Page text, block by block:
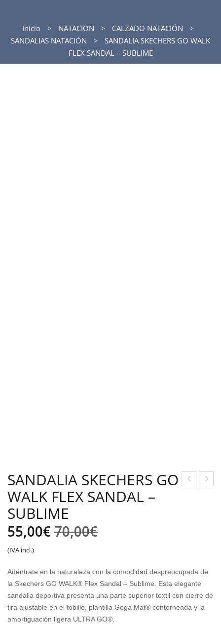
Inicio NATACION
CALZADO NATACIÓN
SANDALIAS NATACIÓN
SANDALIA SKECHERS GO WALK
FLEX SANDAL – SUBLIME
RAC
ER
100
MA
SANDALIA SKECHERS GO
WALK FLEX SANDAL –
SUBLIME
70,00€El
original
era:
70,00€.
55,00€
El
actual
es:
55,00€.
(IVA incl.)
Adéntrate en la naturaleza con la comodidad despreocupada de
la Skechers GO WALK® Flex Sandal – Sublime. Esta elegante
sandalia deportiva presenta una parte superior textil con cierre de
tira ajustable en el tobillo, plantilla Goga Mat® contorneada y la
amortiguación ligera ULTRA GO®.